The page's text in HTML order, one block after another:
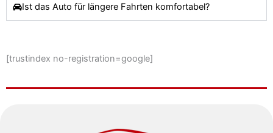
Ist das Auto für längere Fahrten komfortabel?
[trustindex no-registration=google]